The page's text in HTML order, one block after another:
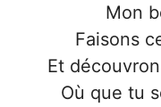
Mon
Faisons
Et
Où que tu